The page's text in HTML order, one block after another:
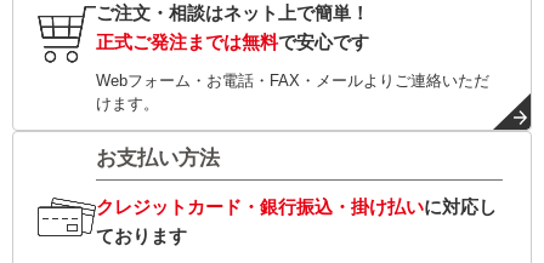
ご注文・相談はネット上で簡単！
正式ご発注までは無料で安心です
Webフォーム・お電話・FAX・メールよりご連絡いただ
けます。
お支払い方法
クレジットカード・銀行振込・掛け払いに対応し
ております